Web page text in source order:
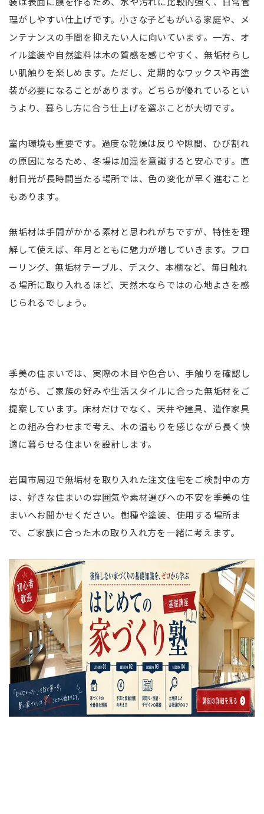
理がしやすい仕上げです。小さな子どもがいる家庭や、メ
ンテナンスの手間を抑えたい人に向いています。一方、オ
イル塗装や自然塗料は木の質感を感じやすく、無垢材らし
い肌触りを楽しめます。ただし、定期的なワックスや再塗
装が必要になることがあります。どちらが優れているとい
うより、暮らし方に合う仕上げを選ぶことが大切です。
室内環境も重要です。過度な乾燥は反りや隙間、ひび割れ
の原因になるため、冬場は加湿を意識すると安心です。直
射日光が長時間当たる場所では、色の変化が早く進むこと
もあります。
無垢材は手間がかかる素材と思われがちですが、特性を理
解して使えば、年月とともに魅力が増していきます。フロ
ーリング、無垢材テーブル、デスク、本棚など、毎日触れ
る場所に取り入れるほど、天然木ならではの心地よさを感
じられるでしょう。
季美の住まいでは、実際の木目や色合い、手触りを確認し
ながら、ご家族の好みや生活スタイルに合った無垢材をご
提案しています。床材だけでなく、天井や建具、造作家具
との組み合わせまで考え、木の温もりを感じながら長く快
適に暮らせる住まいを設計します。
岩国市周辺で無垢材を取り入れた注文住宅をご検討中の方
は、好きな住まいの雰囲気や素材選びへの不安を季美の住
まいへお聞かせください。樹種や塗装、使用する場所ま
で、ご家族に合った木の取り入れ方を一緒に考えます。